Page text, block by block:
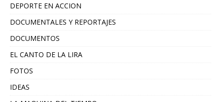
DEPORTE EN ACCION
DOCUMENTALES Y REPORTAJES
DOCUMENTOS
EL CANTO DE LA LIRA
FOTOS
IDEAS